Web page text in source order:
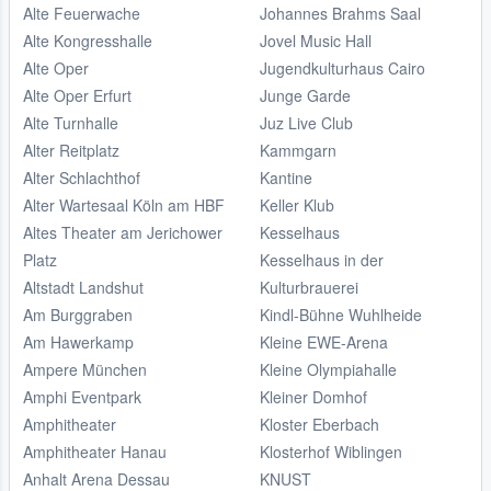
Alte Feuerwache
Alte Kongresshalle
Alte Oper
Alte Oper Erfurt
Alte Turnhalle
Alter Reitplatz
Alter Schlachthof
Alter Wartesaal Köln am HBF
Altes Theater am Jerichower
Platz
Altstadt Landshut
Am Burggraben
Am Hawerkamp
Ampere München
Amphi Eventpark
Amphitheater
Amphitheater Hanau
Anhalt Arena Dessau
Johannes Brahms Saal
Jovel Music Hall
Jugendkulturhaus Cairo
Junge Garde
Juz Live Club
Kammgarn
Kantine
Keller Klub
Kesselhaus
Kesselhaus in der
Kulturbrauerei
Kindl-Bühne Wuhlheide
Kleine EWE-Arena
Kleine Olympiahalle
Kleiner Domhof
Kloster Eberbach
Klosterhof Wiblingen
KNUST